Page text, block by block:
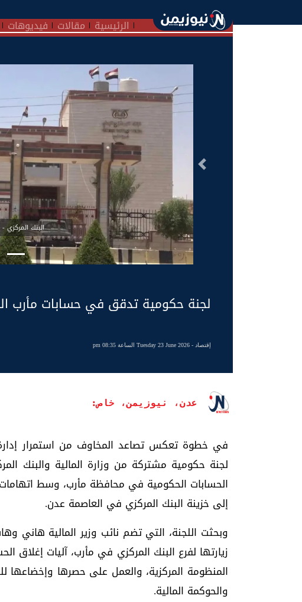
الرئيسية مقالات فيديوهات
البنك المركزي
السابق
لجنة حكومية تدقق في حسابات مأرب
إقتصاد - Tuesday 23 June 2026 الساعة 08:35 pm
عدن، نيوزيمن، خاص:
في خطوة تعكس تصاعد المخاوف من استمرار إدارة
لجنة حكومية مشتركة من وزارة المالية والبنك
الحسابات الحكومية في محافظة مأرب، وسط اتهامات
إلى خزينة البنك المركزي في العاصمة عدن.
وبحثت اللجنة، التي تضم نائب وزير المالية هاني
زيارتها لفرع البنك المركزي في مأرب، آليات إغلاق
المنظومة المركزية، والعمل على حصرها وإخضاعها
والحوكمة المالية.